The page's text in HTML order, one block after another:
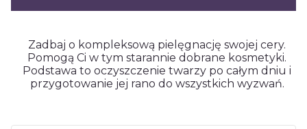
Zadbaj o kompleksową pielęgnację swojej cery.
Pomogą Ci w tym starannie dobrane kosmetyki.
Podstawa to oczyszczenie twarzy po całym dniu i
przygotowanie jej rano do wszystkich wyzwań.